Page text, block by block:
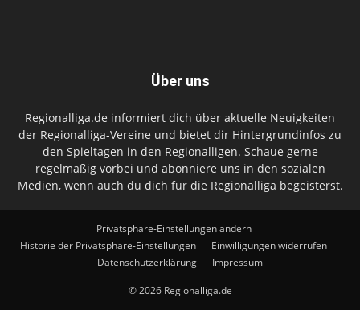
Über uns
Regionalliga.de informiert dich über aktuelle Neuigkeiten
der Regionalliga-Vereine und bietet dir Hintergrundinfos zu
den Spieltagen in den Regionalligen. Schaue gerne
regelmäßig vorbei und abonniere uns in den sozialen
Medien, wenn auch du dich für die Regionalliga begeisterst.
Privatsphäre-Einstellungen ändern
Historie der Privatsphäre-Einstellungen
Einwilligungen widerrufen
Datenschutzerklärung
Impressum
© 2026 Regionalliga.de